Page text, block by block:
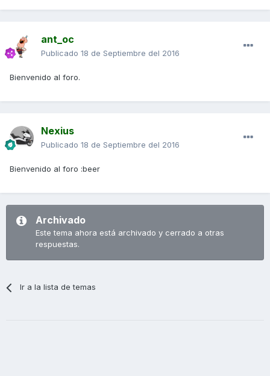
ant_oc
Publicado 18 de Septiembre del 2016
Bienvenido al foro.
Nexius
Publicado 18 de Septiembre del 2016
Bienvenido al foro :beer
Archivado
Este tema ahora está archivado y cerrado a otras
respuestas.
Ir a la lista de temas